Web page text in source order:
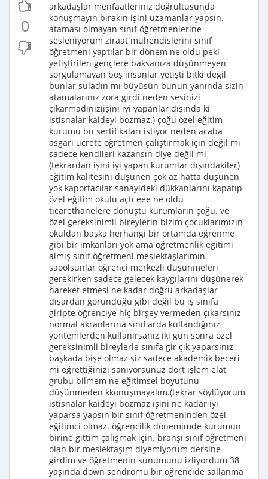
0
arkadaşlar menfaatleriniz doğrultusunda
konuşmayın bırakın işini uzamanlar yapsın.
ataması olmayan sınıf öğretmenlerine
sesleniyorum ziraat mühendislerini sınıf
öğretmeni yaptılar bir dönem ne oldu peki
yetiştirilen gençlere baksanıza düşünmeyen
sorgulamayan boş insanlar yetişti bitki değil
bunlar suladın mı büyüsün bunun yanında sizin
atamalarınız zora girdi neden sesinizi
çıkarmadınız(işini iyi yapanlar dışında ki
istisnalar kaideyi bozmaz.) çoğu özel eğitim
kurumu bu sertifikaları istiyor neden acaba
asgari ücrete öğretmen çalıştırmak için değil mi
sadece kendileri kazansın diye değil mi
(tekrardan işini iyi yapan kurumlar dışındakiler)
eğitim kalitesini düşünen çok az hatta düşünen
yok kaportacılar sanayideki dükkanlarını kapatıp
özel eğitim okulu açtı eee ne oldu
ticarethanelere dönüştü kurumların çoğu. ve
özel gereksinimli bireylerin bizim çocuklarımızın
okuldan başka herhangi bir ortamda öğrenme
gibi bir imkanları yok ama öğretmenlik eğitimi
almış sınıf öğretmeni meslektaşlarımın
saoolsunlar öğrenci merkezli düşünmeleri
gerekirken sadece gelecek kaygılarını düşünerek
hareket etmesi ne kadar doğru arkadaşlar
dışardan göründüğü gibi değil bu iş sınıfa
giripte öğrenciye hiç birşey vermeden çıkarsınız
normal akranlarına sınıflarda kullandığınız
yöntemlerden kullanırsanız iki gün sonra özel
gereksinimli bireylerle sınıfa gir çık yaparsınız
başkada bişe olmaz siz sadece akademik beceri
mi öğrettiğinizi sanıyorsunuz dört işlem elat
grubu bilmem ne eğitimsel boyutunu
düşünmeden kkonuşmayalım.(tekrar söylüyorum
istisnalar kaideyi bozmaz işini ne kadar iyi
yaparsa yapsın bir sınıf öğretmeninden özel
eğitimci olmaz. öğrencilik dönemimde kurumun
birine gittim çalışmak için. branşı sınıf öğretmeni
olan bir meslektaşım diyemiyorum dersine
girdim ve öğretmenin sunumunu izliyordum 38
yaşında down sendromu bir öğrencide sallanma